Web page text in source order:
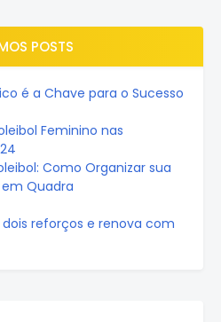
POSTS
é a Chave para o Sucesso
Feminino nas
Como Organizar sua
Quadra
reforços e renova com